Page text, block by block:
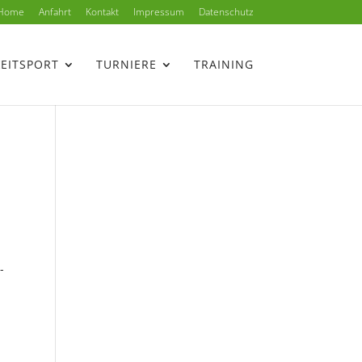
Anfahrt Kontakt Impressum Datenschutz
TURNIERE TRAINING